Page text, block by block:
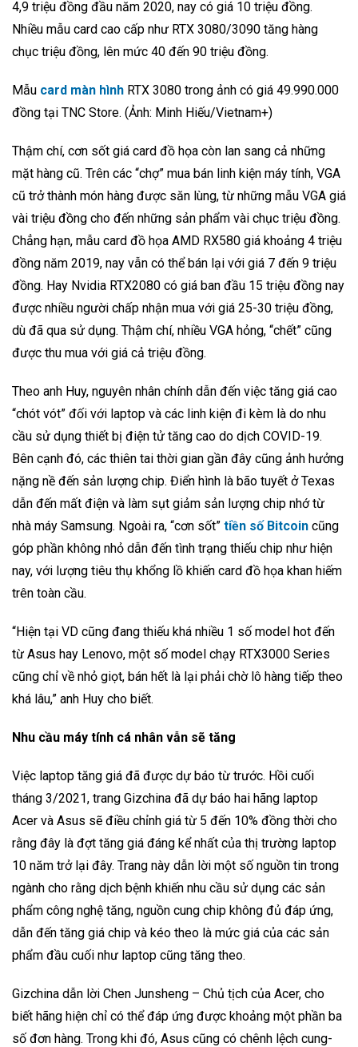
4,9 triệu đồng đầu năm 2020, nay có giá 10 triệu đồng.
Nhiều mẫu card cao cấp như RTX 3080/3090 tăng hàng
chục triệu đồng, lên mức 40 đến 90 triệu đồng.
Mẫu card màn hình RTX 3080 trong ảnh có giá 49.990.000
đồng tại TNC Store. (Ảnh: Minh Hiếu/Vietnam+)
Thậm chí, cơn sốt giá card đồ họa còn lan sang cả những
mặt hàng cũ. Trên các “chợ” mua bán linh kiện máy tính, VGA
cũ trở thành món hàng được săn lùng, từ những mẫu VGA giá
vài triệu đồng cho đến những sản phẩm vài chục triệu đồng.
Chẳng hạn, mẫu card đồ họa AMD RX580 giá khoảng 4 triệu
đồng năm 2019, nay vẫn có thể bán lại với giá 7 đến 9 triệu
đồng. Hay Nvidia RTX2080 có giá ban đầu 15 triệu đồng nay
được nhiều người chấp nhận mua với giá 25-30 triệu đồng,
dù đã qua sử dụng. Thậm chí, nhiều VGA hỏng, “chết” cũng
được thu mua với giá cả triệu đồng.
Theo anh Huy, nguyên nhân chính dẫn đến việc tăng giá cao
“chót vót” đối với laptop và các linh kiện đi kèm là do nhu
cầu sử dụng thiết bị điện tử tăng cao do dịch COVID-19.
Bên cạnh đó, các thiên tai thời gian gần đây cũng ảnh hưởng
nặng nề đến sản lượng chip. Điển hình là bão tuyết ở Texas
dẫn đến mất điện và làm sụt giảm sản lượng chip nhớ từ
nhà máy Samsung. Ngoài ra, “cơn sốt” tiền số Bitcoin cũng
góp phần không nhỏ dẫn đến tình trạng thiếu chip như hiện
nay, với lượng tiêu thụ khổng lồ khiến card đồ họa khan hiếm
trên toàn cầu.
“Hiện tại VD cũng đang thiếu khá nhiều 1 số model hot đến
từ Asus hay Lenovo, một số model chạy RTX3000 Series
cũng chỉ về nhỏ giọt, bán hết là lại phải chờ lô hàng tiếp theo
khá lâu,” anh Huy cho biết.
Nhu cầu máy tính cá nhân vẫn sẽ tăng
Việc laptop tăng giá đã được dự báo từ trước. Hồi cuối
tháng 3/2021, trang Gizchina đã dự báo hai hãng laptop
Acer và Asus sẽ điều chỉnh giá từ 5 đến 10% đồng thời cho
rằng đây là đợt tăng giá đáng kể nhất của thị trường laptop
10 năm trở lại đây. Trang này dẫn lời một số nguồn tin trong
ngành cho rằng dịch bệnh khiến nhu cầu sử dụng các sản
phẩm công nghệ tăng, nguồn cung chip không đủ đáp ứng,
dẫn đến tăng giá chip và kéo theo là mức giá của các sản
phẩm đầu cuối như laptop cũng tăng theo.
Gizchina dẫn lời Chen Junsheng – Chủ tịch của Acer, cho
biết hãng hiện chỉ có thể đáp ứng được khoảng một phần ba
số đơn hàng. Trong khi đó, Asus cũng có chênh lệch cung-